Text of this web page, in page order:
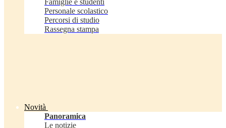
Famiglie e studenti
Personale scolastico
Percorsi di studio
Rassegna stampa
Novità
Panoramica
Le notizie